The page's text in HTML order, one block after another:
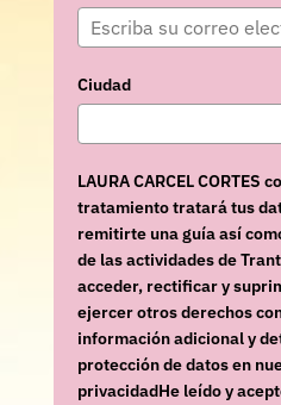
Ciudad
LAURA CARCEL CORTES
tratamiento tratará tus
remitirte una guía así
de las actividades de
acceder, rectificar y
ejercer otros derechos
información adicional y
protección de datos en
privacidadHe leído y